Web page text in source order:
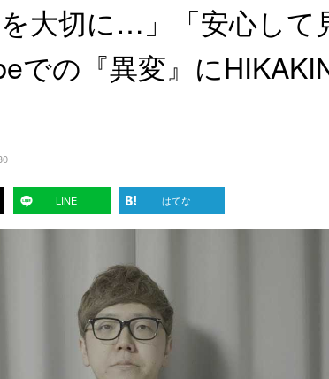
を大切に…」「安心して
の『異変』に
LINE はてな